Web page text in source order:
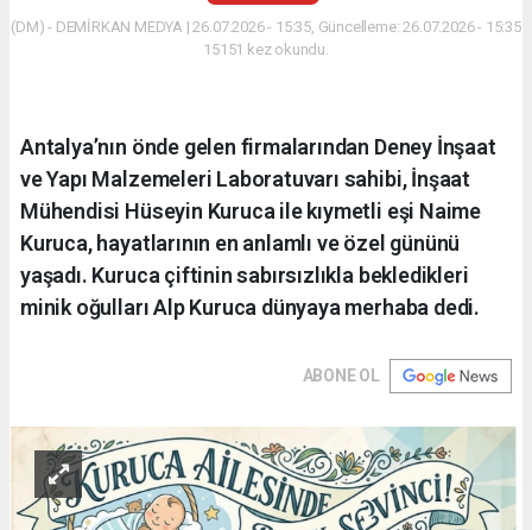
(DM) - DEMİRKAN MEDYA | 26.07.2026 - 15:35, Güncelleme: 26.07.2026 - 15:35
15151 kez okundu.
Antalya’nın önde gelen firmalarından Deney İnşaat
ve Yapı Malzemeleri Laboratuvarı sahibi, İnşaat
Mühendisi Hüseyin Kuruca ile kıymetli eşi Naime
Kuruca, hayatlarının en anlamlı ve özel gününü
yaşadı. Kuruca çiftinin sabırsızlıkla bekledikleri
minik oğulları Alp Kuruca dünyaya merhaba dedi.
ABONE OL